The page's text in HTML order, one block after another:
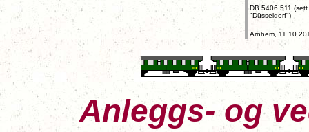
DB 5406.511 (sett
"Düsseldorf")
Arnhem,
Anleggs- og